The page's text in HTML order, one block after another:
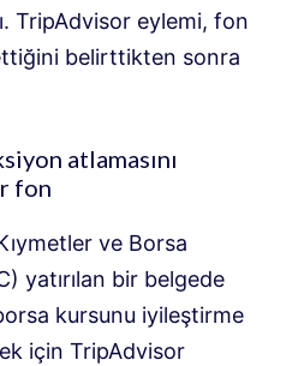
TripAdvisor eylemi, fon
belirttikten sonra
atlamasını
fon
ve Borsa
yatırılan bir belgede
kursunu iyileştirme
için TripAdvisor